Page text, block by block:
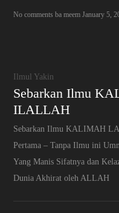
No comments ba meem January 5,
Ilmul Yakin
Sebarkan Ilmu
ILALLAH
Sebarkan Ilmu KALIMAH
Pertama – Tanpa Ilmu ini
Yang Manis Sifatnya dan
Dunia Akhirat oleh ALLAH